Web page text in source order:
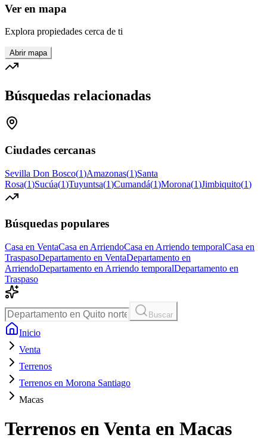
Ver en mapa
Explora propiedades cerca de ti
Abrir mapa
Búsquedas relacionadas
Ciudades cercanas
Sevilla Don Bosco(1)Amazonas(1)Santa
Rosa(1)Sucúa(1)Tuyuntsa(1)Cumandá(1)Morona(1)Jimbiquito(1)
Búsquedas populares
Casa en VentaCasa en ArriendoCasa en Arriendo temporalCasa en
TraspasoDepartamento en VentaDepartamento en
ArriendoDepartamento en Arriendo temporalDepartamento en
Traspaso
Buscar
Inicio
Venta
Terrenos
Terrenos en Morona Santiago
Macas
Terrenos en Venta en Macas